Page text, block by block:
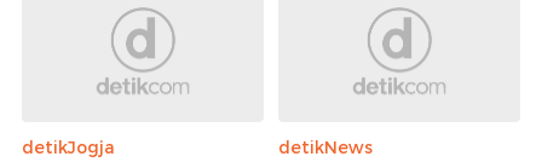
detikJogja
detikNews